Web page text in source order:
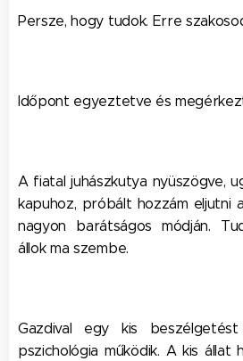
Persze, hogy tudok. Erre
Időpont egyeztetve és
A fiatal juhászkutya nyüszögve,
kapuhoz, próbált hozzám eljutni
nagyon barátságos módján.
állok ma szembe.
Gazdival egy kis
pszichológia működik. A kis állat